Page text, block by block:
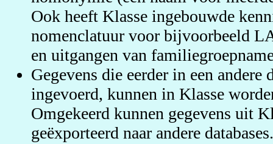
Ook heeft Klasse ingebouwde
nomenclatuur voor bijvoorbeeld
en uitgangen van
Gegevens die eerder in een andere
ingevoerd, kunnen in Klasse
Omgekeerd kunnen gegevens uit
geëxporteerd naar andere